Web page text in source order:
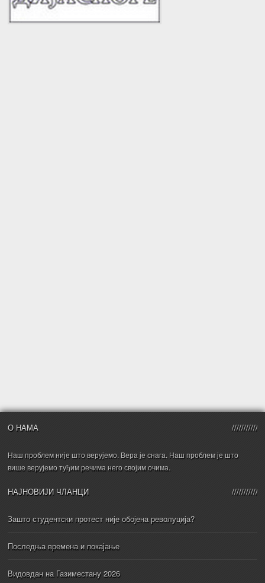
О НАМА
Наш проблем није што верујемо. Вера је снага. Наш проблем је што
више верујемо туђим речима него својим очима.
НАЈНОВИЈИ ЧЛАНЦИ
Зашто студентски протест није обојена револуција?
Последња времена и покајање
Видовдан на Газиместану 2026